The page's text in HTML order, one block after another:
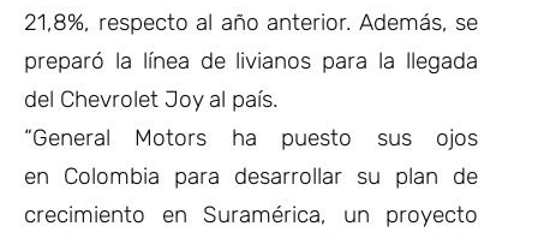
21,8%, respecto al año anterior. Además, se
preparó la línea de livianos para la llegada
del Chevrolet Joy al país.
“General Motors ha puesto sus ojos
en Colombia para desarrollar su plan de
crecimiento en Suramérica, un proyecto